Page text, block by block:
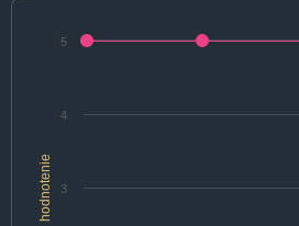
hodnotenie 3
4
5